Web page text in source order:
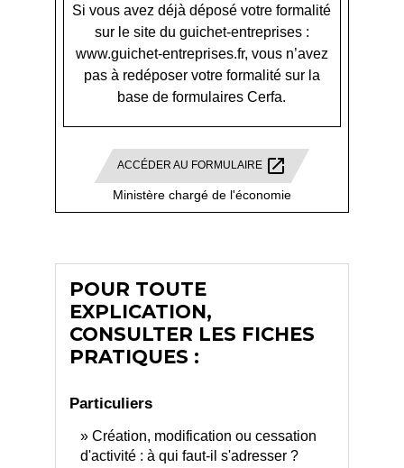
Si vous avez déjà déposé votre formalité
sur le site du guichet-entreprises :
www.guichet-entreprises.fr, vous n’avez
pas à redéposer votre formalité sur la
base de formulaires Cerfa.
ACCÉDER AU FORMULAIRE open_in_new
Ministère chargé de l'économie
POUR TOUTE
EXPLICATION,
CONSULTER LES FICHES
PRATIQUES :
Particuliers
Création, modification ou cessation
d'activité : à qui faut-il s'adresser ?